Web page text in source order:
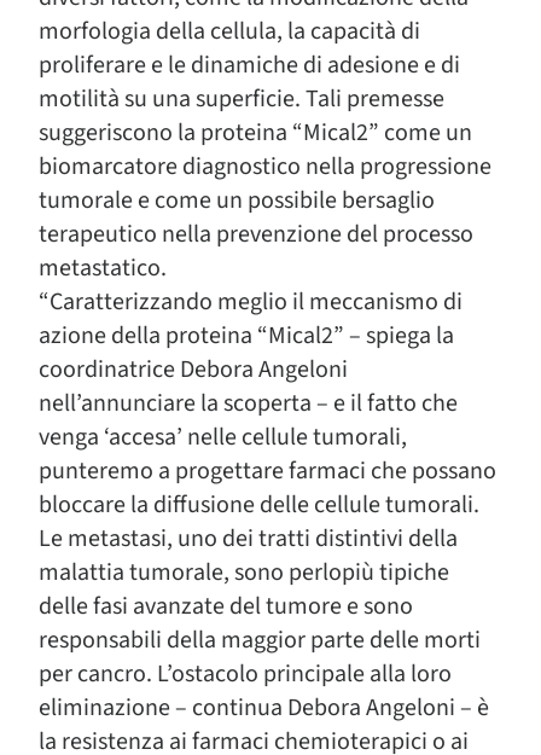
morfologia della cellula, la capacità di
proliferare e le dinamiche di adesione e di
motilità su una superficie. Tali premesse
suggeriscono la proteina “Mical2” come un
biomarcatore diagnostico nella progressione
tumorale e come un possibile bersaglio
terapeutico nella prevenzione del processo
metastatico.
“Caratterizzando meglio il meccanismo di
azione della proteina “Mical2” – spiega la
coordinatrice Debora Angeloni
nell’annunciare la scoperta – e il fatto che
venga ‘accesa’ nelle cellule tumorali,
punteremo a progettare farmaci che possano
bloccare la diffusione delle cellule tumorali.
Le metastasi, uno dei tratti distintivi della
malattia tumorale, sono perlopiù tipiche
delle fasi avanzate del tumore e sono
responsabili della maggior parte delle morti
per cancro. L’ostacolo principale alla loro
eliminazione – continua Debora Angeloni – è
la resistenza ai farmaci chemioterapici o ai